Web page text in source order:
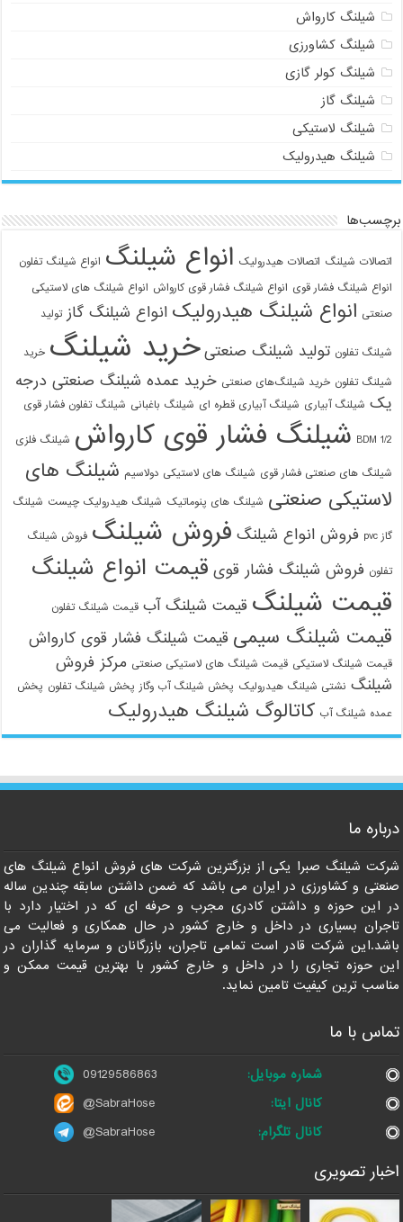
شیلنگ کارواش
شیلنگ کشاورزی
شیلنگ کولر گازی
شیلنگ گاز
شیلنگ لاستیکی
شیلنگ هیدرولیک
برچسب‌ها
اتصالات شیلنگ اتصالات هیدرولیک انواع شیلنگ انواع شیلنگ تفلون
انواع شیلنگ فشار قوی انواع شیلنگ فشار قوی کارواش انواع شیلنگ های لاستیکی
صنعتی انواع شیلنگ هیدرولیک انواع شیلنگ گاز تولید
شیلنگ تفلون تولید شیلنگ صنعتی خرید شیلنگ خرید
شیلنگ تفلون خرید شیلنگ‌های صنعتی خرید عمده شیلنگ صنعتی درجه
یک شیلنگ آبیاری شیلنگ آبیاری قطره ای شیلنگ باغبانی شیلنگ تفلون فشار قوی
1/2 BDM شیلنگ فشار قوی کارواش شیلنگ فلزی
شیلنگ های صنعتی فشار قوی شیلنگ های لاستیکی دولاسیم شیلنگ های
لاستیکی صنعتی شیلنگ های پنوماتیک شیلنگ هیدرولیک چیست شیلنگ
گاز pvc فروش انواع شیلنگ فروش شیلنگ فروش شیلنگ
تفلون فروش شیلنگ فشار قوی قیمت انواع شیلنگ
قیمت شیلنگ قیمت شیلنگ آب قیمت شیلنگ تفلون
قیمت شیلنگ سیمی قیمت شیلنگ فشار قوی کارواش
قیمت شیلنگ لاستیکی قیمت شیلنگ های لاستیکی صنعتی مرکز فروش
شیلنگ نشتی شیلنگ هیدرولیک پخش شیلنگ آب وگاز پخش شیلنگ تفلون پخش
عمده شیلنگ آب کاتالوگ شیلنگ هیدرولیک
درباره ما
شرکت شیلنگ صبرا یکی از بزرگترین شرکت های فروش انواع شیلنگ های
صنعتی و کشاورزی در ایران می باشد که ضمن داشتن سابقه چندین ساله
در این حوزه و داشتن کادری مجرب و حرفه ای که در اختیار دارد با
تاجران بسیاری در داخل و خارج کشور در حال همکاری و فعالیت می
باشد.این شرکت قادر است تمامی تاجران، بازرگانان و سرمایه گذاران در
این حوزه تجاری را در داخل و خارج کشور با بهترین قیمت ممکن و
مناسب ترین کیفیت تامین نماید.
تماس با ما
شماره موبایل:
09129586863
کانال ایتا:
@SabraHose
کانال تلگرام:
@SabraHose
اخبار تصویری
09129586863